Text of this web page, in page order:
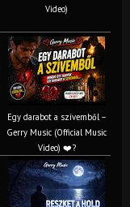
Video)
Egy darabot a szívemből –
Gerry Music (Official Music
Video) ❤️?